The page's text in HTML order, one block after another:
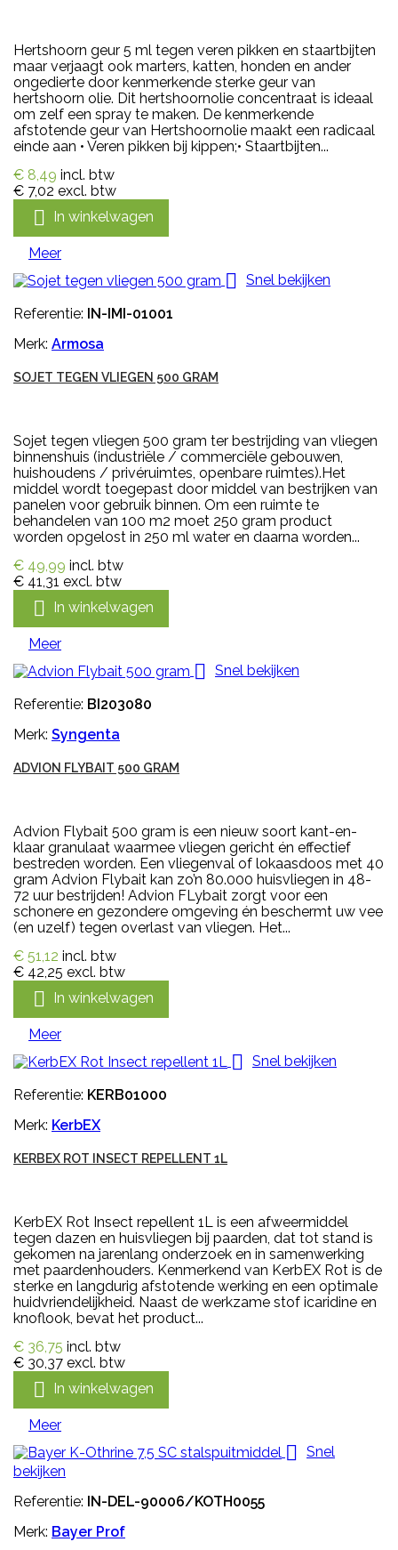
Hertshoorn geur 5 ml tegen veren pikken en staartbijten
maar verjaagt ook marters, katten, honden en ander
ongedierte door kenmerkende sterke geur van
hertshoorn olie. Dit hertshoornolie concentraat is ideaal
om zelf een spray te maken. De kenmerkende
afstotende geur van Hertshoornolie maakt een radicaal
einde aan • Veren pikken bij kippen;• Staartbijten...
€ 8,49 incl. btw
€ 7,02 excl. btw
 In winkelwagen
Meer
 Snel bekijken
Referentie: IN-IMI-01001
Merk: Armosa
SOJET TEGEN VLIEGEN 500 GRAM
Sojet tegen vliegen 500 gram ter bestrijding van vliegen
binnenshuis (industriële / commerciële gebouwen,
huishoudens / privéruimtes, openbare ruimtes).Het
middel wordt toegepast door middel van bestrijken van
panelen voor gebruik binnen. Om een ruimte te
behandelen van 100 m2 moet 250 gram product
worden opgelost in 250 ml water en daarna worden...
€ 49,99 incl. btw
€ 41,31 excl. btw
 In winkelwagen
Meer
 Snel bekijken
Referentie: BI203080
Merk: Syngenta
ADVION FLYBAIT 500 GRAM
Advion Flybait 500 gram is een nieuw soort kant-en-
klaar granulaat waarmee vliegen gericht én effectief
bestreden worden. Een vliegenval of lokaasdoos met 40
gram Advion Flybait kan zo’n 80.000 huisvliegen in 48-
72 uur bestrijden! Advion FLybait zorgt voor een
schonere en gezondere omgeving én beschermt uw vee
(en uzelf) tegen overlast van vliegen. Het...
€ 51,12 incl. btw
€ 42,25 excl. btw
 In winkelwagen
Meer
 Snel bekijken
Referentie: KERB01000
Merk: KerbEX
KERBEX ROT INSECT REPELLENT 1L
KerbEX Rot Insect repellent 1L is een afweermiddel
tegen dazen en huisvliegen bij paarden, dat tot stand is
gekomen na jarenlang onderzoek en in samenwerking
met paardenhouders. Kenmerkend van KerbEX Rot is de
sterke en langdurig afstotende werking en een optimale
huidvriendelijkheid. Naast de werkzame stof icaridine en
knoflook, bevat het product...
€ 36,75 incl. btw
€ 30,37 excl. btw
 In winkelwagen
Meer
 Snel
bekijken
Referentie: IN-DEL-90006/KOTH0055
Merk: Bayer Prof